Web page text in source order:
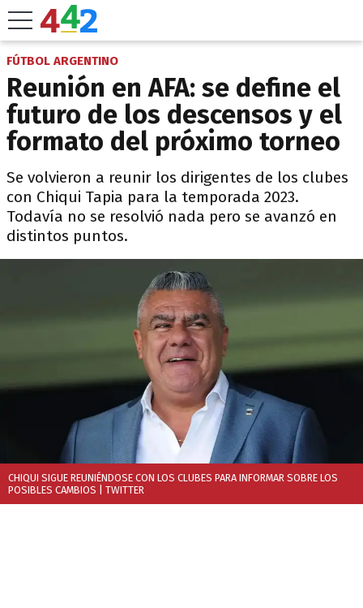
FÚTBOL ARGENTINO
Reunión en AFA: se define el
futuro de los descensos y el
formato del próximo torneo
Se volvieron a reunir los dirigentes de los clubes
con Chiqui Tapia para la temporada 2023.
Todavía no se resolvió nada pero se avanzó en
distintos puntos.
CHIQUI SIGUE REUNIÉNDOSE CON LOS CLUBES PARA INFORMAR SOBRE LOS
POSIBLES CAMBIOS | TWITTER